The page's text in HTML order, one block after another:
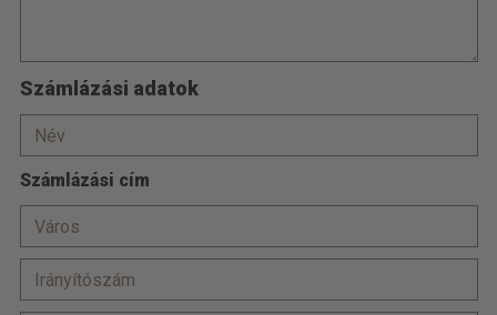
Számlázási adatok
Számlázási cím